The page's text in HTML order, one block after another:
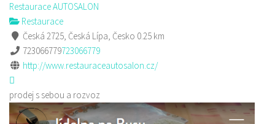
Restaurace AUTOSALON
Restaurace
Česká 2725, Česká Lípa, Česko 0.25 km
723066779723066779
http://www.restauraceautosalon.cz/
prodej s sebou a rozvoz